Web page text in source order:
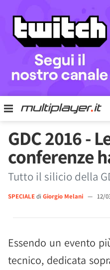
GDC 2016 -
conferenze
Tutto il silicio della
SPECIALEdi Giorgio Melani — 12/
Essendo un evento
tecnico, dedicata